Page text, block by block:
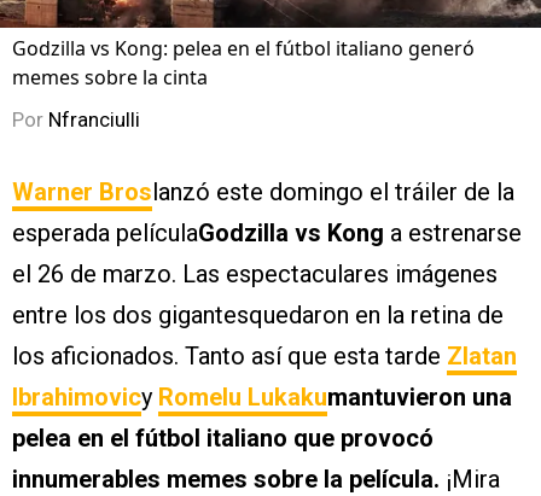
Godzilla vs Kong: pelea en el fútbol italiano generó
memes sobre la cinta
Por Nfranciulli
Warner Bros lanzó este domingo el tráiler de la
esperada películaGodzilla vs Kong a estrenarse
el 26 de marzo. Las espectaculares imágenes
entre los dos gigantesquedaron en la retina de
los aficionados. Tanto así que esta tarde Zlatan
Ibrahimovicy Romelu Lukakumantuvieron una
pelea en el fútbol italiano que provocó
innumerables memes sobre la película. ¡Mira